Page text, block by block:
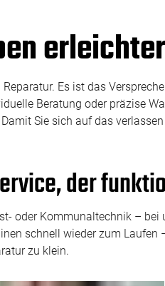
Es ist das
Beratung oder präzise
Sie sich auf das
der
oder Kommunaltechnik –
schnell wieder zum Laufen
zu klein.